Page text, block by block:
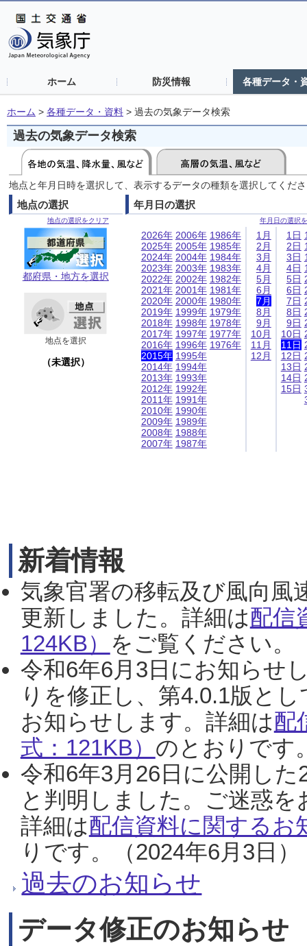
ホーム 防災情報 各種データ・
ホーム > 各種データ・資料 > 過去の気象データ検索
過去の気象データ検索
地点と年月日時を選択して、表示するデータの種類を選択してくだ
地点の選択
地点の選択をクリア
都府県・地方を選択
地点を選択
（未選択）
年月日の選択
年月日の選択
2026年
2025年
2024年
2023年
2022年
2021年
2020年
2019年
2018年
2017年
2016年
2015年
2014年
2013年
2012年
2011年
2010年
2009年
2008年
2007年
2006年
2005年
2004年
2003年
2002年
2001年
2000年
1999年
1998年
1997年
1996年
1995年
1994年
1993年
1992年
1991年
1990年
1989年
1988年
1987年
1986年
1985年
1984年
1983年
1982年
1981年
1980年
1979年
1978年
1977年
1976年
1月
2月
3月
4月
5月
6月
7月
8月
9月
10月
11月
12月
1日
2日
3日
4日
5日
6日
7日
8日
9日
10日
11日
12日
13日
14日
15日
新着情報
気象官署の移転及び風向風
更新しました。詳細は配信
124KB） をご覧ください。
令和6年6月3日にお知らせ
りを修正し、第4.0.1版と
お知らせします。詳細は配
式：121KB） のとおりです
令和6年3月26日に公開し
と判明しました。ご迷惑
詳細は配信資料に関するお
りです。（2024年6月3日）
過去のお知らせ
データ修正のお知らせ